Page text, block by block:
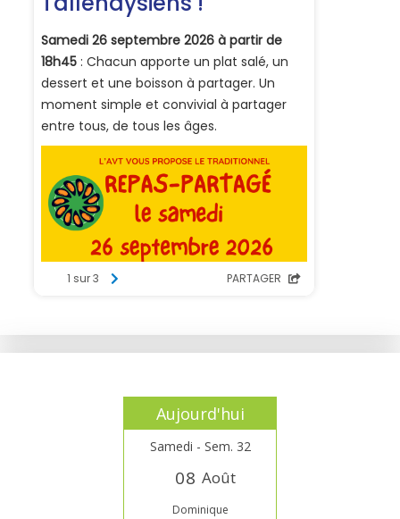
Aujourd'hui
Samedi - Sem. 32
08 Août
Dominique